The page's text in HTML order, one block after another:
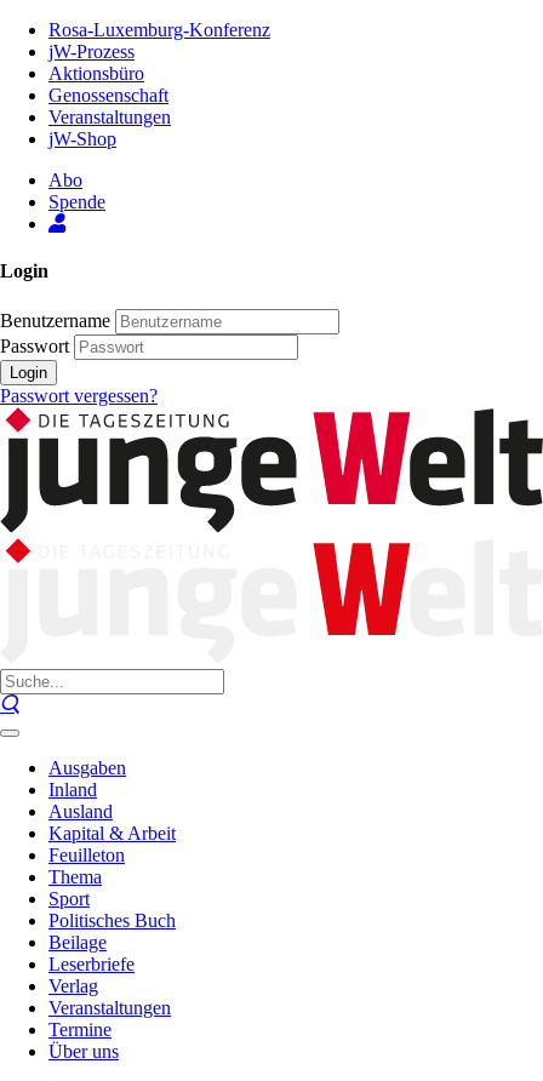
Inhalt
Seite
Rosa-Luxemburg-Konferenz
jW-Prozess
Aktionsbüro
Genossenschaft
Veranstaltungen
jW-Shop
Abo
Spende
Login
Benutzername
Passwort
Login
Passwort vergessen?
Ausgaben
Inland
Ausland
Kapital & Arbeit
Feuilleton
Thema
Sport
Politisches Buch
Beilage
Leserbriefe
Verlag
Veranstaltungen
Termine
Über uns